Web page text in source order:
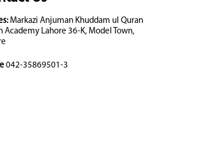
Markazi Anjuman Khuddam ul Quran
Academy Lahore 36-K, Model Town,
042-35869501-3